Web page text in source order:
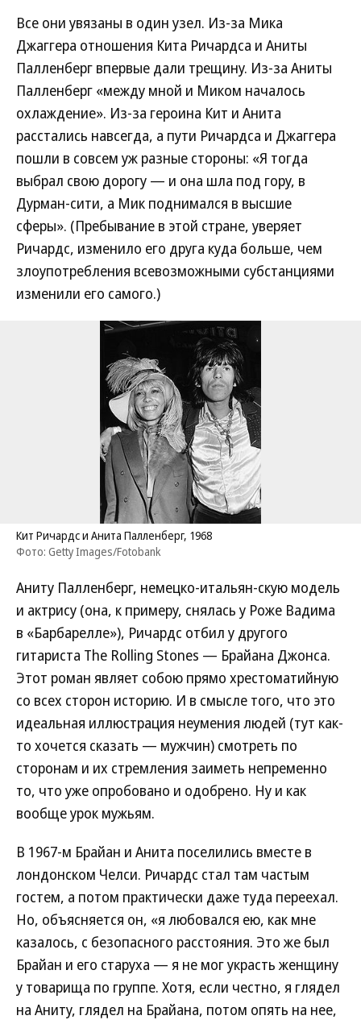
Все они увязаны в один узел. Из-за Мика
Джаггера отношения Кита Ричардса и Аниты
Палленберг впервые дали трещину. Из-за Аниты
Палленберг «между мной и Миком началось
охлаждение». Из-за героина Кит и Анита
расстались навсегда, а пути Ричардса и Джаггера
пошли в совсем уж разные стороны: «Я тогда
выбрал свою дорогу — и она шла под гору, в
Дурман-сити, а Мик поднимался в высшие
сферы». (Пребывание в этой стране, уверяет
Ричардс, изменило его друга куда больше, чем
злоупотребления всевозможными субстанциями
изменили его самого.)
Кит Ричардс и Анита Палленберг, 1968
Фото: Getty Images/Fotobank
Аниту Палленберг, немецко-итальян-скую модель
и актрису (она, к примеру, снялась у Роже Вадима
в «Барбарелле»), Ричардс отбил у другого
гитариста Тhe Rolling Stones — Брайана Джонса.
Этот роман являет собою прямо хрестоматийную
со всех сторон историю. И в смысле того, что это
идеальная иллюстрация неумения людей (тут как-
то хочется сказать — мужчин) смотреть по
сторонам и их стремления заиметь непременно
то, что уже опробовано и одобрено. Ну и как
вообще урок мужьям.
В 1967-м Брайан и Анита поселились вместе в
лондонском Челси. Ричардс стал там частым
гостем, а потом практически даже туда переехал.
Но, объясняется он, «я любовался ею, как мне
казалось, с безопасного расстояния. Это же был
Брайан и его старуха — я не мог украсть женщину
у товарища по группе. Хотя, если честно, я глядел
на Аниту, глядел на Брайана, потом опять на нее,